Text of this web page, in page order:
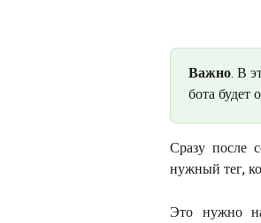
Важно. В
бота будет
Сразу после
нужный тег,
Это нужно